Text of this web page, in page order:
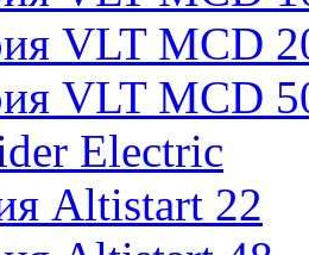
VLT MCD
VLT MCD
Electric
Altistart 22